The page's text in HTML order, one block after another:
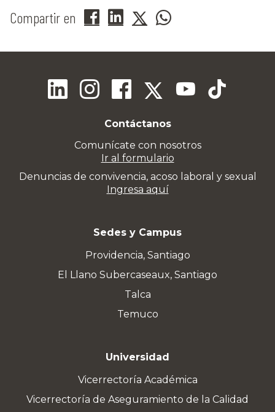
Compartir en
Contáctanos
Comunícate con nosotros
Ir al formulario
Denuncias de convivencia, acoso laboral y sexual
Ingresa aquí
Sedes y Campus
Providencia, Santiago
El Llano Subercaseaux, Santiago
Talca
Temuco
Universidad
Vicerrectoría Académica
Vicerrectoría de Aseguramiento de la Calidad